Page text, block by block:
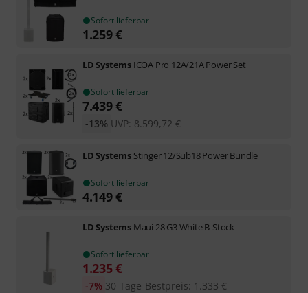
Sofort lieferbar
1.259€
LD Systems ICOA Pro 12A/21A Power Set
Sofort lieferbar
7.439€
UVP: 8.599,72 €
-13%
LD Systems Stinger 12/Sub18 Power Bundle
Sofort lieferbar
4.149€
LD Systems Maui 28 G3 White B-Stock
Sofort lieferbar
1.235€
30-Tage-Bestpreis: 1.333 €
-7%